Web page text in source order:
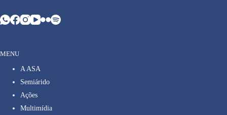
MENU
A ASA
Semiárido
Ações
Multimídia